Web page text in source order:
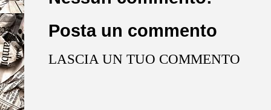
Posta un commento
LASCIA UN TUO COMMENTO